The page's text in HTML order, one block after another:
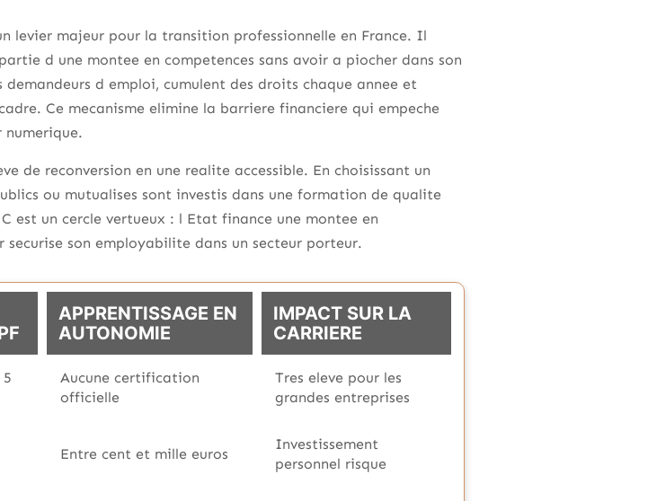
levier majeur pour la transition professionnelle en France. Il
d une montee en competences sans avoir a piocher dans son
demandeurs d emploi, cumulent des droits chaque annee et
Ce mecanisme elimine la barriere financiere qui empeche
numerique.
de reconversion en une realite accessible. En choisissant un
ou mutualises sont investis dans une formation de qualite
est un cercle vertueux : l Etat finance une montee en
son employabilite dans un secteur porteur.
APPRENTISSAGE EN
AUTONOMIE
IMPACT SUR LA
CARRIERE
Aucune certification
officielle
Tres eleve pour les
grandes entreprises
Entre cent et mille euros
Investissement
personnel risque